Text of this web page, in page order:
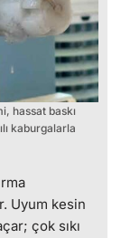
hassat baskı
kaburgalarla
Uyum kesin
çok sıkı